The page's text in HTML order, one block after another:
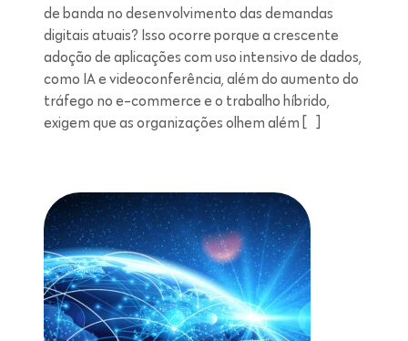
de banda no desenvolvimento das demandas
digitais atuais? Isso ocorre porque a crescente
adoção de aplicações com uso intensivo de dados,
como IA e videoconferência, além do aumento do
tráfego no e-commerce e o trabalho híbrido,
exigem que as organizações olhem além […]